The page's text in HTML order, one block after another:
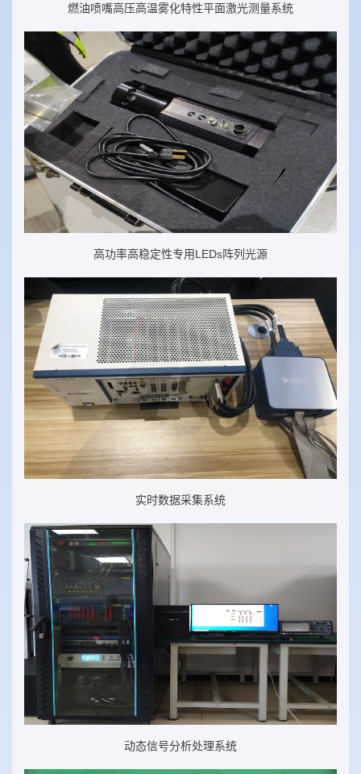
燃油喷嘴高压高温雾化特性平面激光测量系统
高功率高稳定性专用LEDs阵列光源
实时数据采集系统
动态信号分析处理系统